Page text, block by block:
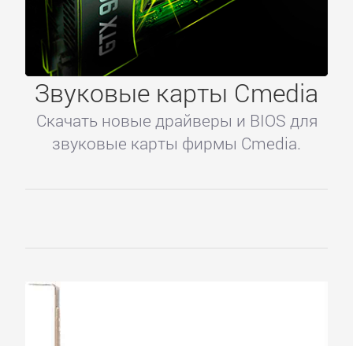
Звуковые карты Cmedia
Скачать новые драйверы и BIOS для
звуковые карты фирмы Cmedia.
Главное
Вход
Контакты